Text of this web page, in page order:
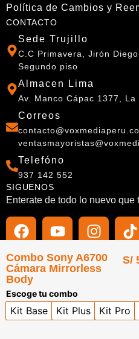
Combo Sony A6700
Cámara Mirrorless
Body
S/
Escoge tu combo
Kit Base
Kit Base
Kit Plus
Kit Plus
Kit Pro
Kit
Política de Cambios y
CONTACTO
Sede Trujillo
C.C Primavera, Jirón
Segundo piso
Almacen Lima
Av. Manco Cápac 1377, La
Correos
Telefóno
937 142 552
SIGUENOS
Enterate de todo lo nuevo que
Razón Social
Vox Media del Perú E. I. R. L.
RUC
20610419845